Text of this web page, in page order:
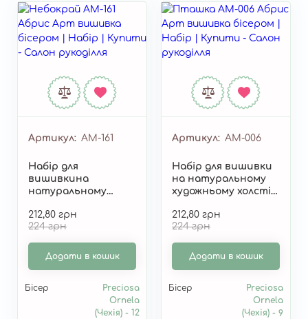
Артикул AM-161
Набір для
вишивкина
натуральному
"Небокрай" AM-161
212,80 грн
224 грн
Додати в кошик
Бісер
Preciosa
Ornela
(Чехія) - 12
Артикул AM-006
Набір для вишивки
на натуральному
художньому холсті
212,80 грн
224 грн
Додати в кошик
Бісер
Preciosa
Ornela
(Чехія) - 9